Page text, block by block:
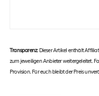
Transparenz:Dieser Artikel enthält
zum jeweiligen Anbieter weitergeleitet.
Provision. Für euch bleibt der Preis